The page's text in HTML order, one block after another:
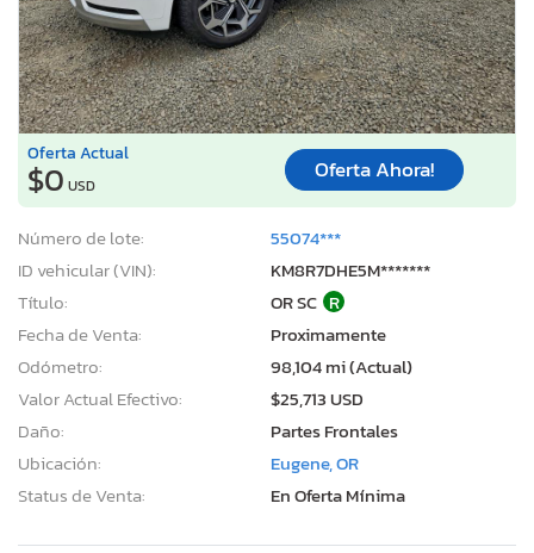
Oferta Actual
$0 USD
Oferta Ahora!
Número de lote:
55074***
ID vehicular (VIN):
KM8R7DHE5M*******
Título:
OR SC R
Fecha de Venta:
Proximamente
Odómetro:
98,104 mi (Actual)
Valor Actual Efectivo:
$25,713 USD
Daño:
Partes Frontales
Ubicación:
Eugene, OR
Status de Venta:
En Oferta Mínima